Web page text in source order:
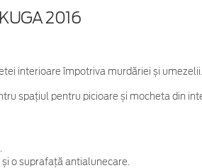
2016
interioare împotriva murdăriei și umezelii.
spațiul pentru picioare și mocheta din
o suprafață antialunecare.